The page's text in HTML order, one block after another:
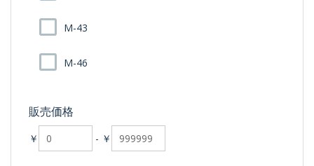
M-43
M-46
販売価格
￥ - ￥